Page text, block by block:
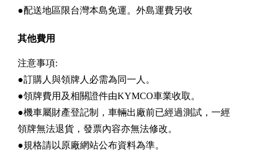
●配送地區限台灣本島免運。外島運費另收
其他費用
注意事項:
●訂購人與領牌人必需為同一人。
●領牌費用及相關證件由KYMCO車業收取。
●機車屬財產登記制，車輛出廠前已經過測試，一經
領牌無法退貨，發票內容亦無法修改。
●規格請以原廠網站公布資料為準。